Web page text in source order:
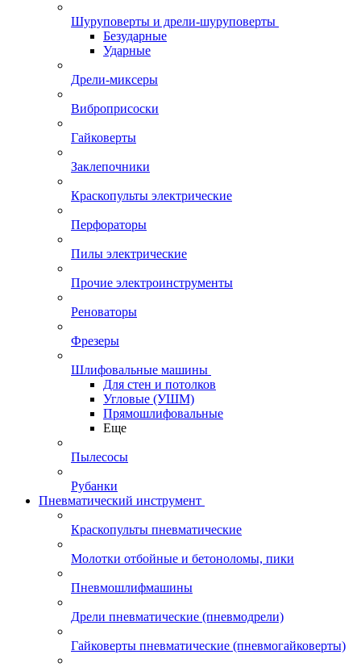
Шуруповерты и дрели-шуруповерты
Безударные
Ударные
Дрели-миксеры
Виброприсоски
Гайковерты
Заклепочники
Краскопульты электрические
Перфораторы
Пилы электрические
Прочие электроинструменты
Реноваторы
Фрезеры
Шлифовальные машины
Для стен и потолков
Угловые (УШМ)
Прямошлифовальные
Еще
Пылесосы
Рубанки
Пневматический инструмент
Краскопульты пневматические
Молотки отбойные и бетоноломы, пики
Пневмошлифмашины
Дрели пневматические (пневмодрели)
Гайковерты пневматические (пневмогайковерты)